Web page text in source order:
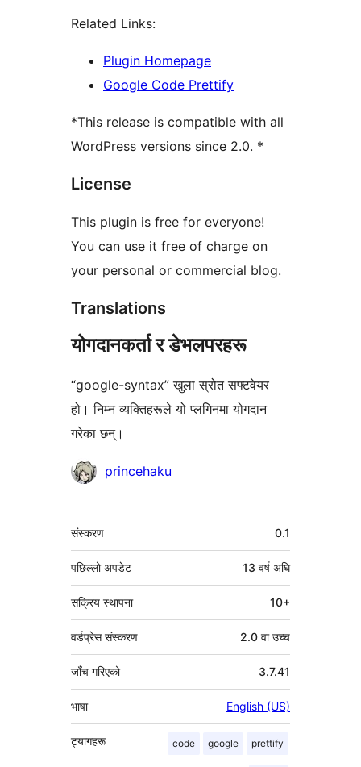
Related Links:
Plugin Homepage
Google Code Prettify
*This release is compatible with all
WordPress versions since 2.0. *
License
This plugin is free for everyone!
You can use it free of charge on
your personal or commercial blog.
Translations
योगदानकर्ता र डेभलपरहरू
“google-syntax” खुला स्रोत सफ्टवेयर
हो। निम्न व्यक्तिहरूले यो प्लगिनमा योगदान
गरेका छन्।
योगदानकर्ताहरू
princehaku
मेटा
संस्करण 0.1
पछिल्लो अपडेट 13 वर्ष अघि
सक्रिय स्थापना 10+
वर्डप्रेस संस्करण 2.0 वा उच्च
जाँच गरिएको 3.7.41
भाषा English (US)
ट्यागहरू code google prettify